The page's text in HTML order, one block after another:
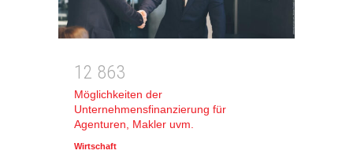
1 2 863
Möglichkeiten der
Unternehmensfinanzierung für
Agenturen, Makler uvm.
Wirtschaft